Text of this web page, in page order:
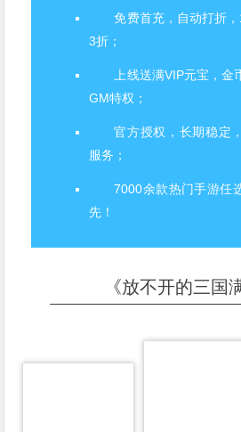
免费首充，自动打折
3折；
上线送满VIP元宝，金
GM特权；
官方授权，长期稳定
服务；
7000余款热门手游任
先！
《放不开的三国